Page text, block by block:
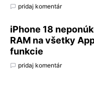
pridaj komentár
iPhone 18
RAM na všetky
funkcie
pridaj komentár